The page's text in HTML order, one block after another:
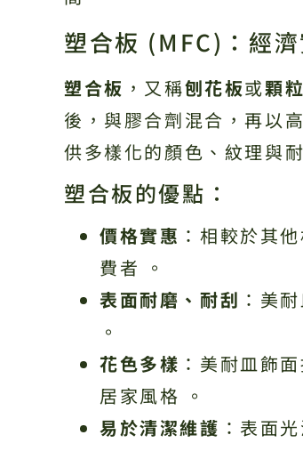
塑合板 (MFC)：經
塑合板 ，又稱刨花板或顆
後，與膠合劑混合，再以
供多樣化的顏色、紋理與
塑合板的優點：
價格實惠 ：相較於其
費者 。
表面耐磨、耐刮 ：美
。
花色多樣 ：美耐皿飾
居家風格 。
易於清潔維護 ：表面